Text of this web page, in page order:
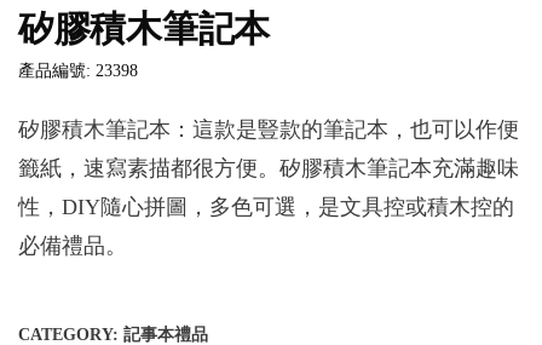
矽膠積木筆記本
產品編號: 23398
矽膠積木筆記本：這款是豎款的筆記本，也可以作便
籤紙，速寫素描都很方便。矽膠積木筆記本充滿趣味
性，DIY隨心拼圖，多色可選，是文具控或積木控的
必備禮品。
CATEGORY: 記事本禮品